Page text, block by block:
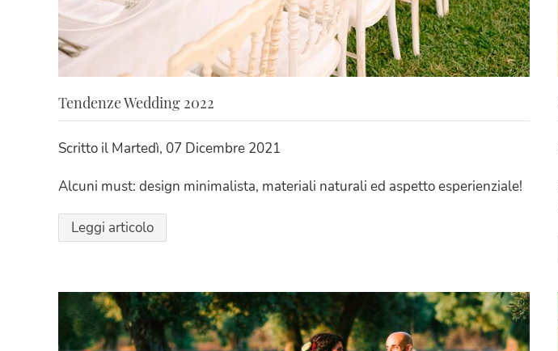
Tendenze Wedding 2022
Scritto il Martedì, 07 Dicembre 2021
Alcuni must: design minimalista, materiali naturali ed aspetto esperienziale!
Leggi articolo